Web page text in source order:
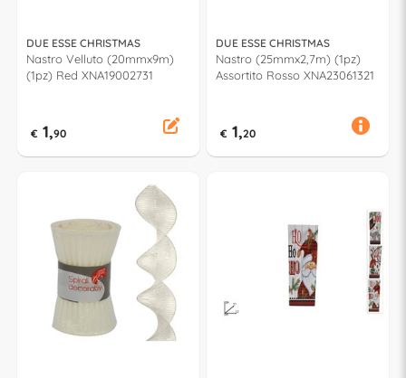
DUE ESSE CHRISTMAS
Nastro Velluto (20mmx9m)
(1pz) Red XNA19002731
€ 1,90
DUE ESSE CHRISTMAS
Nastro (25mmx2,7m) (1pz)
Assortito Rosso XNA23061321
€ 1,20